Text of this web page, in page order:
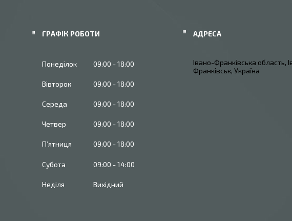
ГРАФІК РОБОТИ
Понеділок 09:00 18:00
Вівторок 09:00 18:00
Середа 09:00 18:00
Четвер 09:00 18:00
Пʼятниця 09:00 18:00
Субота 09:00 14:00
Неділя Вихідний
Івано-Франківська область,
Франківськ, Україна